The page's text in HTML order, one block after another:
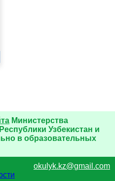
Министерства
Узбекистан и
в образовательных
okulyk.kz@gmail.com